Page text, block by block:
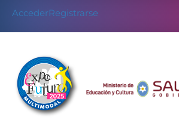
AccederRegistrarse